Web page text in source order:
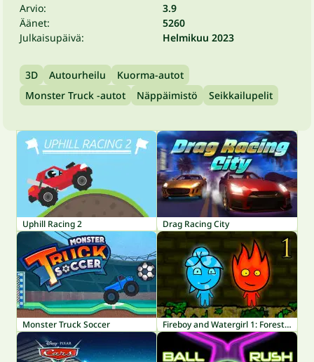
Arvio:
3.9
Äänet:
5260
Julkaisupäivä:
Helmikuu 2023
3D Autourheilu
Kuorma-autot
Monster Truck -autot
Näppäimistö Seikkailupelit
Uphill Racing 2 Drag Racing City
Monster Truck Soccer Fireboy and Watergirl 1: Forest Temple